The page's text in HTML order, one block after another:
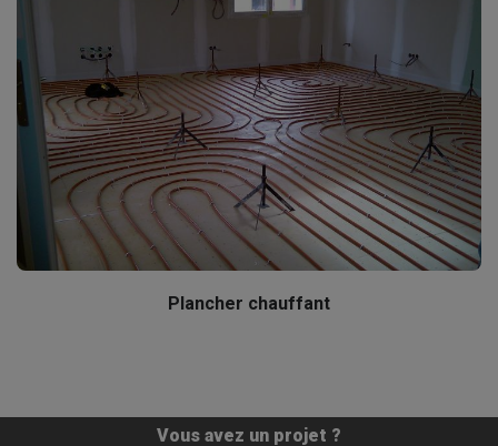
Plancher chauffant
Vous avez un projet ?